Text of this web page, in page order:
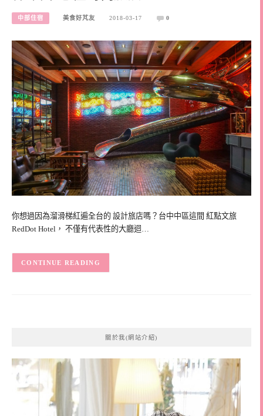
中部住宿 美食好芃友 2018-03-17 0
你想過因為溜滑梯紅遍全台的 設計旅店嗎？台中中區這間 紅點文旅
RedDot Hotel， 不僅有代表性的大廳迴…
CONTINUE READING
關於我(網站介紹)